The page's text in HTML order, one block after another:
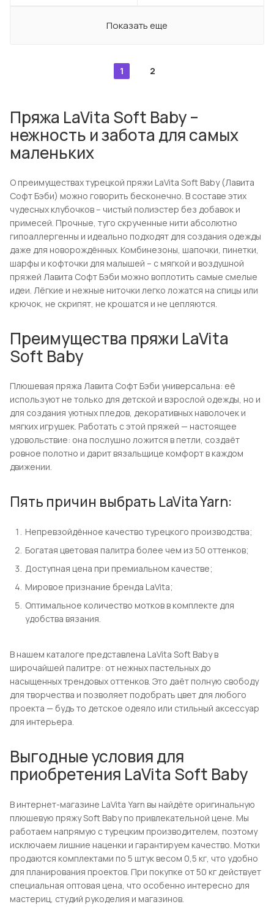
Показать еще
1 2
Пряжа LaVita Soft Baby –
нежность и забота для самых
маленьких
О преимуществах турецкой пряжи LaVita Soft Baby (Лавита
Софт Бэби) можно говорить бесконечно. В составе этих
чудесных клубочков – чистый полиэстер без добавок и
примесей. Прочные, туго скрученные нити абсолютно
гипоаллергенны и идеально подходят для создания одежды
даже для новорождённых. Комбинезоны, шапочки, пинетки,
шарфы и кофточки для малышей – с мягкой и воздушной
пряжей Лавита Софт Бэби можно воплотить самые смелые
идеи. Лёгкие и нежные ниточки легко ложатся на спицы или
крючок, не скрипят, не крошатся и не цепляются.
Преимущества пряжи LaVita
Soft Baby
Плюшевая пряжа Лавита Софт Бэби универсальна: её
используют не только для детской и взрослой одежды, но и
для создания уютных пледов, декоративных наволочек и
мягких игрушек. Работать с этой пряжей — настоящее
удовольствие: она послушно ложится в петли, создаёт
ровное полотно и дарит вязальщице комфорт в каждом
движении.
Пять причин выбрать LaVita Yarn:
Непревзойдённое качество турецкого производства;
Богатая цветовая палитра более чем из 50 оттенков;
Доступная цена при премиальном качестве;
Мировое признание бренда LaVita;
Оптимальное количество мотков в комплекте для
удобства вязания.
В нашем каталоге представлена LaVita Soft Baby в
широчайшей палитре: от нежных пастельных до
насыщенных трендовых оттенков. Это даёт полную свободу
для творчества и позволяет подобрать цвет для любого
проекта — будь то детское одеяло или стильный аксессуар
для интерьера.
Выгодные условия для
приобретения LaVita Soft Baby
В интернет-магазине LaVita Yarn вы найдёте оригинальную
плюшевую пряжу Soft Baby по привлекательной цене. Мы
работаем напрямую с турецким производителем, поэтому
исключаем лишние наценки и гарантируем качество. Мотки
продаются комплектами по 5 штук весом 0,5 кг, что удобно
для планирования проектов. При покупке от 50 кг действует
специальная оптовая цена, что особенно интересно для
мастериц, студий рукоделия и магазинов.